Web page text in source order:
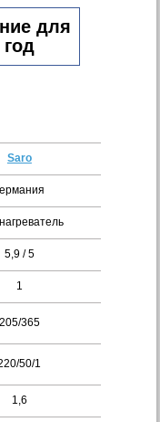
для
Saro
5,9 / 5
1
205/365
50/1
1,6